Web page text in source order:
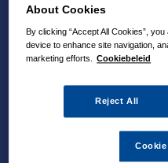
About Cookies
By clicking “Accept All Cookies”,
device to enhance site navigation,
marketing efforts. Cookiebeleid
Reject All